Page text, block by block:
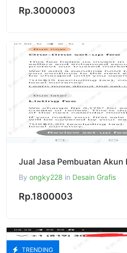
Rp.3000003
By ongky228 in Desain Grafis
Rp.1800003
TRENDING